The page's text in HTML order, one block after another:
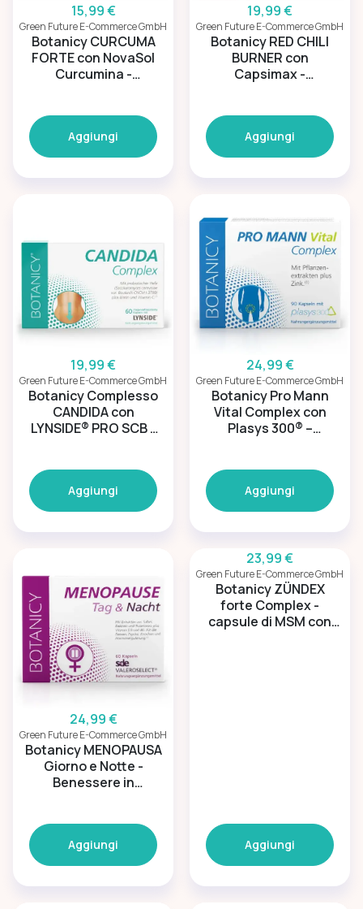
15,99 €
Green Future E-Commerce GmbH
Botanicy CURCUMA
FORTE con NovaSol
Curcumina -
Aggiungi
19,99 €
Green Future E-Commerce GmbH
Botanicy RED CHILI
BURNER con
Capsimax -
gestione del peso
Aggiungi
19,99 €
Green Future E-Commerce GmbH
Botanicy Complesso
CANDIDA con
LYNSIDE® PRO SCB -
Aggiungi
24,99 €
Green Future E-Commerce GmbH
Botanicy Pro Mann
Vital Complex con
Plasys 300® –
Aggiungi
24,99 €
Green Future E-Commerce GmbH
Botanicy MENOPAUSA
Giorno e Notte -
Benessere in
Aggiungi
23,99 €
Green Future E-Commerce GmbH
Botanicy ZÜNDEX
forte Complex -
capsule di MSM con
Aggiungi